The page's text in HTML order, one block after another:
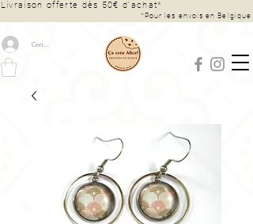
Connexion
Livraison offerte dès 50€ d’achat*
*Pour les envois en Belgique